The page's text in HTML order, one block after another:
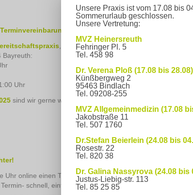
bei unseren Vertreter/-innen an und
,
Bayreuth:
Uhr
sind wir gerne wieder für Sie da.
Uhr online einen Termin bei uns buchen.
schnell, einfach und flexibel!
Unsere Praxis ist vom 17.08 bis
Sommerurlaub geschlossen.
Unsere Vertretung:
MVZ Heinersreuth
Fehringer Pl. 5
Tel. 458 98
Dr. Verena Ploß (17.08 bis 28.08)
Künßbergweg 2
95463 Bindlach
Tel. 09208-255
MVZ Allgemeinmedizin (17.08
Jakobstraße 11
Tel. 507 1760
Dr.Stefan Beierlein (24.08 bis
Rosestr. 22
Tel. 820 38
Dr. Galina Nassyrova (24.08 bis
Justus-Liebig-str. 113
Tel. 85 25 85